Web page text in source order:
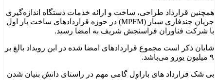
همچنین قرارداد طراحی، ساخت و ارائه خدمات دستگاه اندازه‌گیری
جریان چندفازی سیار (MPFM) در حوزه قراردادهای ساخت بار اول
با شرکت فناوران فراسنجش شریف به امضا رسید.
شایان ذکر است مجموع قراردادهای امضا شده در این رویداد بالغ بر
۹ میلیون یورو می‌باشد.
بی شک قرارداد های باراول گامی مهم در راستای دانش بنیان شدن